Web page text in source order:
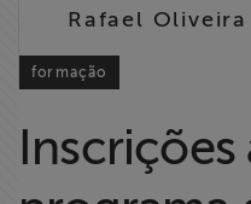
Liberdade de
Expressão
Rafael Oliveira
formação
Inscrições